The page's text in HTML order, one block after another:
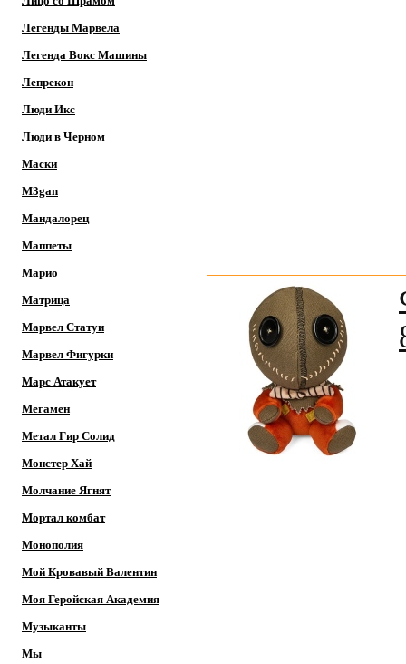
Легенды Марвела
Легенда Вокс Машины
Лепрекон
Люди Икс
Люди в Черном
Маски
M3gan
Мандалорец
Маппеты
Марио
Матрица
Марвел Статуи
Марвел Фигурки
Марс Атакует
Мегамен
Метал Гир Солид
Монстер Хай
Молчание Ягнят
Мортал комбат
Монополия
Мой Кровавый Валентин
Моя Геройская Академия
Музыканты
Мы